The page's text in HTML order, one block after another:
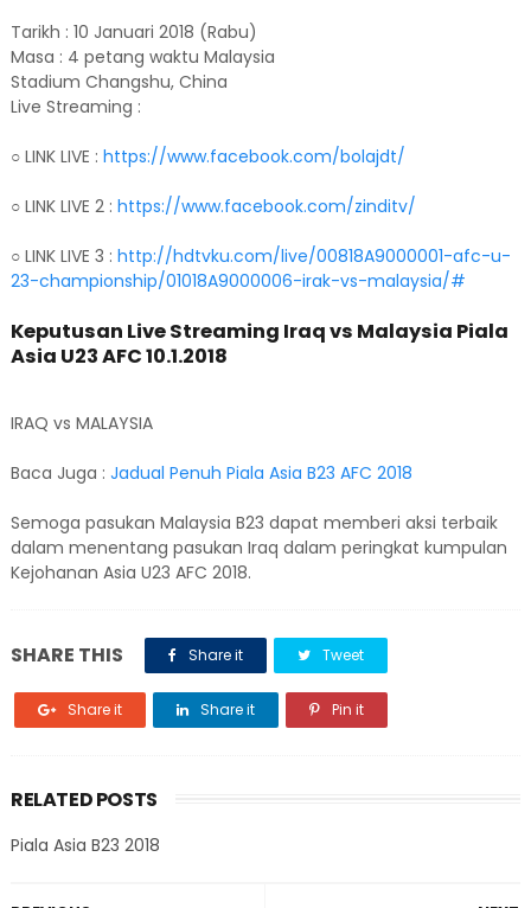
Tarikh : 10 Januari 2018 (Rabu)
Masa : 4 petang waktu Malaysia
Stadium Changshu, China
Live Streaming :
○ LINK LIVE : https://www.facebook.com/bolajdt/
○ LINK LIVE 2 : https://www.facebook.com/zinditv/
○ LINK LIVE 3 : http://hdtvku.com/live/00818A9000001-afc-u-
23-championship/01018A9000006-irak-vs-malaysia/#
Keputusan Live Streaming Iraq vs Malaysia Piala
Asia U23 AFC 10.1.2018
IRAQ vs MALAYSIA
Baca Juga : Jadual Penuh Piala Asia B23 AFC 2018
Semoga pasukan Malaysia B23 dapat memberi aksi terbaik
dalam menentang pasukan Iraq dalam peringkat kumpulan
Kejohanan Asia U23 AFC 2018.
SHARE THIS Share it Tweet
Share it Share it Pin it
RELATED POSTS
Piala Asia B23 2018